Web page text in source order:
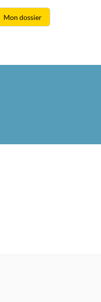
Mon dossier